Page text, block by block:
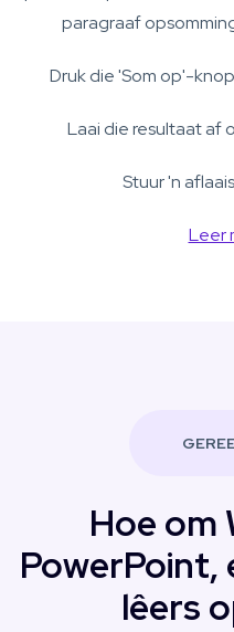
paragraaf
Druk die 'Som op'-
Laai die resultaat af
Stuur 'n
Leer
Hoe om
PowerPoint,
lêers